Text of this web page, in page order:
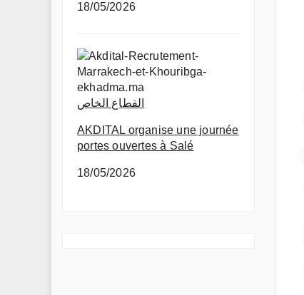
18/05/2026
القطاع الخاص
AKDITAL organise une journée
portes ouvertes à Salé
18/05/2026